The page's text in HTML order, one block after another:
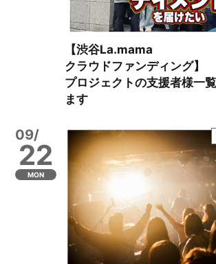
【渋谷La.mama
クラウドファンディング】
プロジェクトの支援者様一
ます
09/
22
MON